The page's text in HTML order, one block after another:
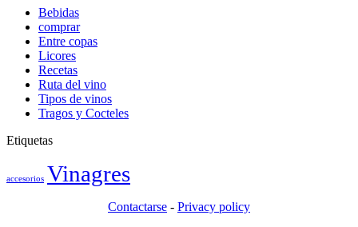
Bebidas
comprar
Entre copas
Licores
Recetas
Ruta del vino
Tipos de vinos
Tragos y Cocteles
Etiquetas
accesorios Vinagres
Contactarse - Privacy policy